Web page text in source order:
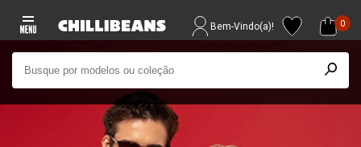
Bem-Vindo(a)! 0